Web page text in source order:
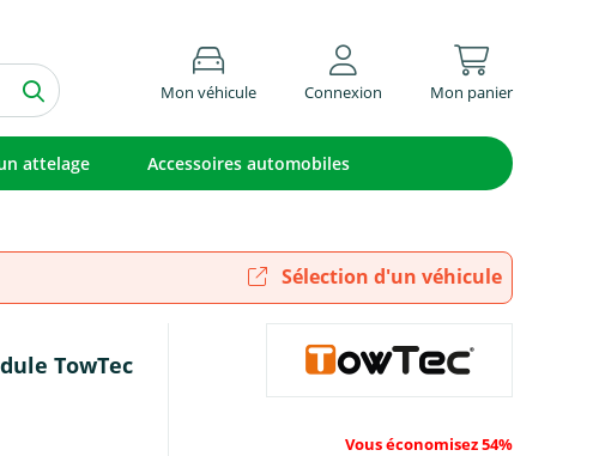
Mon véhicule Connexion Mon panier
attelage Accessoires automobiles
Sélection d'un véhicule
TowTec
Vous économisez 54%